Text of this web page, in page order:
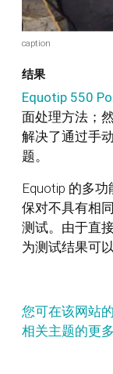
caption
结果
Equotip 550
面处理方法；
解决了通过手
题。
Equotip 的多
保对不具有相
测试。由于直
为测试结果可
您可在该网站
相关主题的更